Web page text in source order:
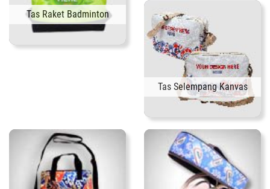
Tas Raket Badminton
Tas Selempang Kanvas